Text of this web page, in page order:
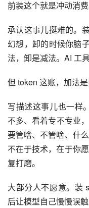
前装这个就是冲动消费
承认这事儿挺难的。
幻想，卸的时候你脑
法，卸是减法。AI 工
但 token 这账，加法
写描述这事儿也一样
不多、看着专不专业
要管啥、不管啥、什
不在于技术，在于你
复打磨。
大部分人不愿意。装
后让模型自己慢慢误